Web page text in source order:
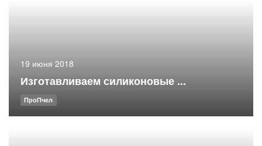
19 июня 2018
Изготавливаем силиконовые ...
ПроПчел